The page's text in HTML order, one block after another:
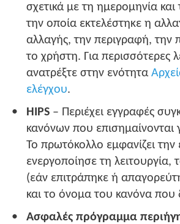
σχετικά με τη ημερομηνία
την οποία εκτελέστηκε η
αλλαγής, την περιγραφή, την
το χρήστη. Για περισσότερες
ανατρέξτε στην ενότητα
ελέγχου.
HIPS – Περιέχει εγγραφές
κανόνων που επισημαίνονται
Το πρωτόκολλο εμφανίζει
ενεργοποίησε τη λειτουργία,
(εάν επιτράπηκε ή
και το όνομα του κανόνα που
Ασφαλές πρόγραμμα